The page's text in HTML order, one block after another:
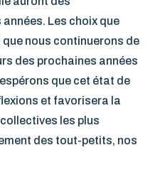
Les choix que
nous continuerons de
des prochaines années
que cet état de
et favorisera la
les plus
des tout-petits, nos